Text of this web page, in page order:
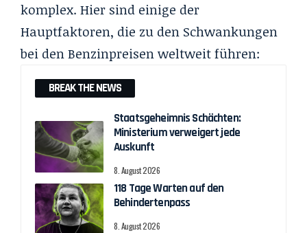
komplex. Hier sind einige der
Hauptfaktoren, die zu den Schwankungen
bei den Benzinpreisen weltweit führen:
BREAK THE NEWS
Staatsgeheimnis Schächten:
Ministerium verweigert jede
Auskunft
8. August 2026
118 Tage Warten auf den
Behindertenpass
8. August 2026